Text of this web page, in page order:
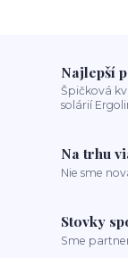
Najlepší
Špičková
solárií
Na trhu
Nie sme
Stovky
Sme